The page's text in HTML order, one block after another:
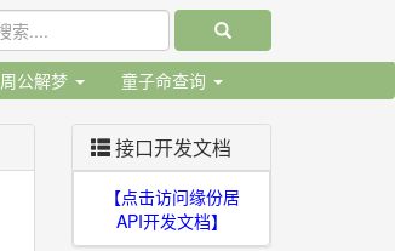
周公解梦 童子命查询
接口开发文档
【点击访问缘份居
API开发文档】